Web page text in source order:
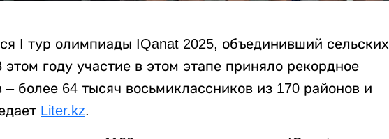
I тур олимпиады IQanat 2025, объединивший сельских
году участие в этом этапе приняло рекордное
более 64 тысяч восьмиклассников из 170 районов и
Liter.kz.